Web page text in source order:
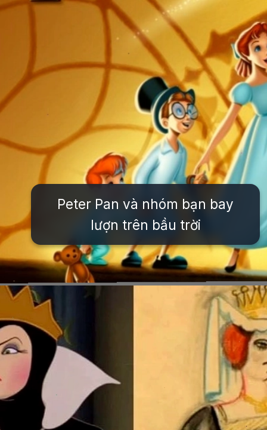
Peter Pan và nhóm bạn bay
lượn trên bầu trời
Đang mở https://issiloo.edu.vn/tat-ca-cac-nhan-vat-trong-disney